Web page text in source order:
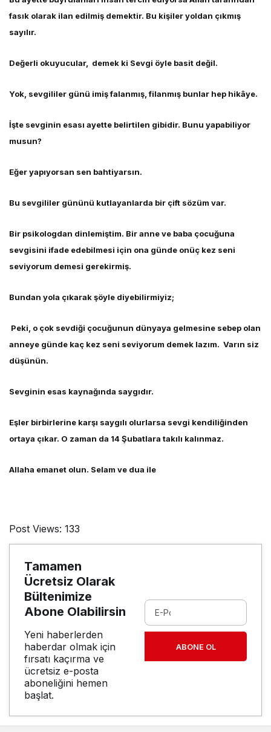
fasık olarak ilan edilmiş demektir. Bu kişiler yoldan çıkmış
sayılır.
Değerli okuyucular, demek ki Sevgi öyle basit değil.
Yok, sevgililer günü imiş falanmış, filanmış bunlar hep hikâye.
İşte sevginin esası ayette belirtilen gibidir. Bunu yapabiliyor
musun?
Eğer yapıyorsan sen bahtiyarsın.
Bu sevgililer gününü kutlayanlarda bir çift sözüm var.
Bir psikologdan dinlemiştim. Bir anne ve baba çocuğuna
sevgisini ifade edebilmesi için ona günde onüç kez seni
seviyorum demesi gerekirmiş.
Bundan yola çıkarak şöyle diyebilirmiyiz;
Peki, o çok sevdiği çocuğunun dünyaya gelmesine sebep olan
anneye günde kaç kez seni seviyorum demek lazım. Varın siz
düşünün.
Sevginin esas kaynağında saygıdır.
Eşler birbirlerine karşı saygılı olurlarsa sevgi kendiliğinden
ortaya çıkar. O zaman da 14 Şubatlara takılı kalınmaz.
Allaha emanet olun. Selam ve dua ile
Post Views: 133
Tamamen
Ücretsiz Olarak
Bültenimize
Abone Olabilirsin
Yeni haberlerden
haberdar olmak için
fırsatı kaçırma ve
ücretsiz e-posta
aboneliğini hemen
başlat.
ABONE OL